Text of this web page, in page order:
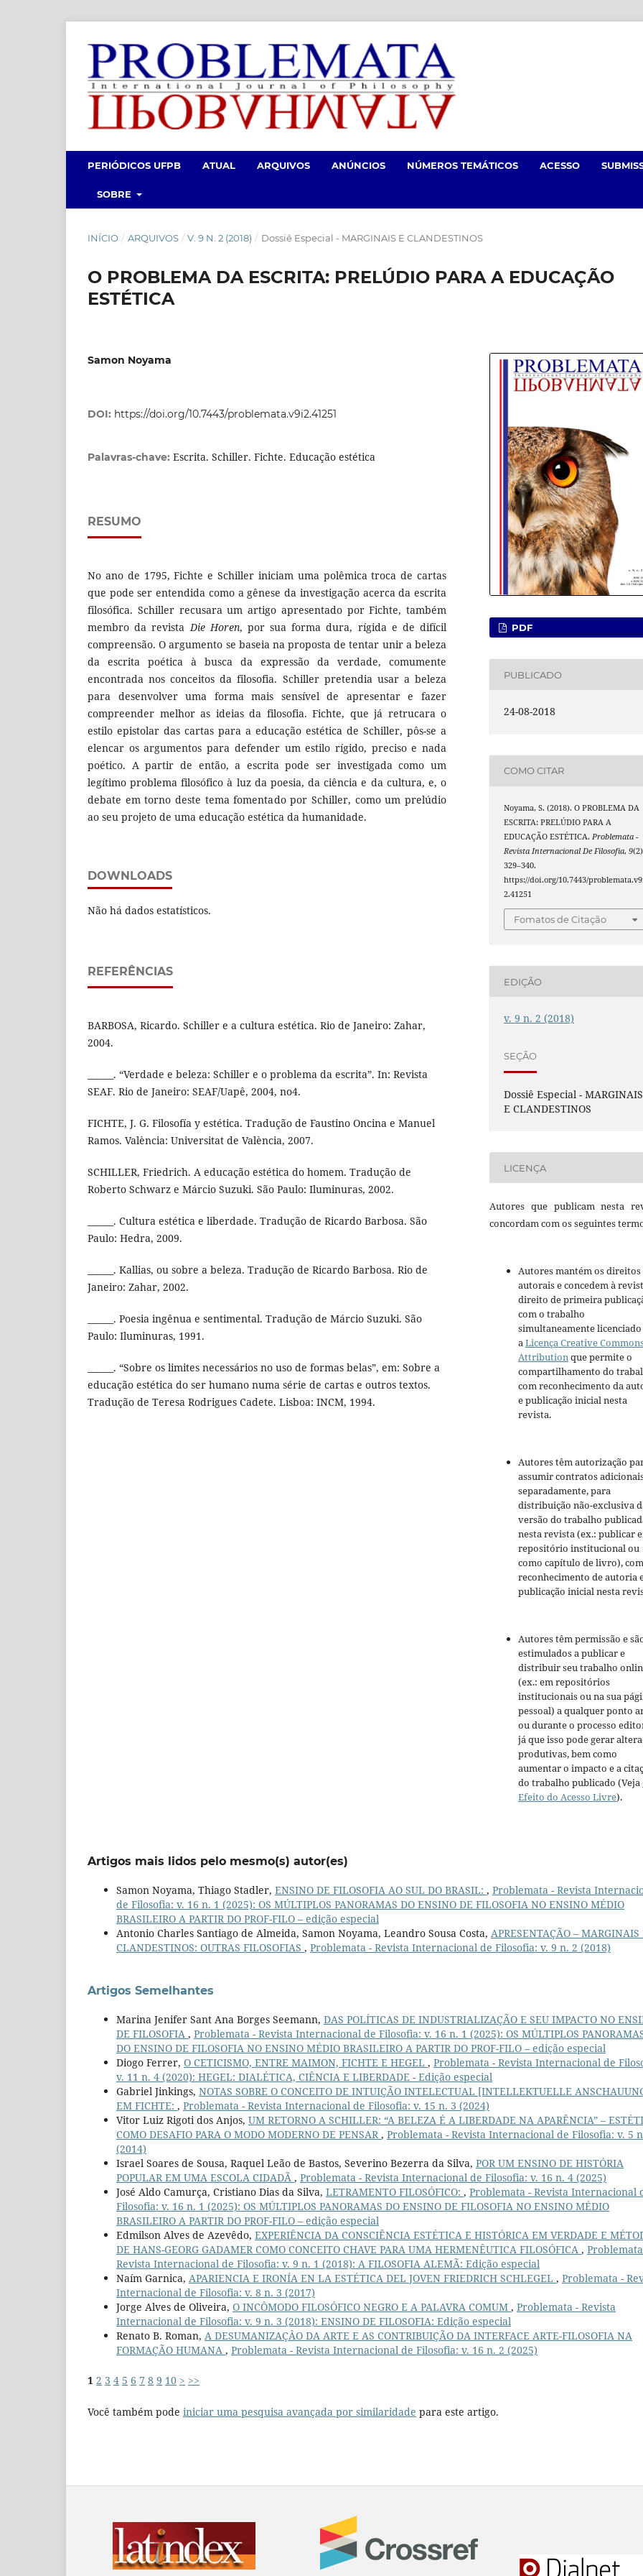
PERIÓDICOS UFPB ATUAL ARQUIVOS ANÚNCIOS NÚMEROS TEMÁTICOS ACESSO
SOBRE
INÍCIO / ARQUIVOS / V. 9 N. 2 (2018) / Dossiê Especial - MARGINAIS E CLANDESTINOS
O PROBLEMA DA ESCRITA: PRELÚDIO PARA A EDUCAÇÃO
ESTÉTICA
Samon Noyama
DOI: https://doi.org/10.7443/problemata.v9i2.41251
Palavras-chave: Escrita. Schiller. Fichte. Educação estética
RESUMO
No ano de 1795, Fichte e Schiller iniciam uma polêmica troca de cartas
que pode ser entendida como a gênese da investigação acerca da escrita
filosófica. Schiller recusara um artigo apresentado por Fichte, também
membro da revistaDie Horen, por sua forma dura, rígida e de difícil
compreensão. O argumento se baseia na proposta de tentar unir a beleza
da escrita poética à busca da expressão da verdade, comumente
encontrada nos conceitos da filosofia. Schiller pretendia usar a beleza
para desenvolver uma forma mais sensível de apresentar e fazer
compreender melhor as ideias da filosofia. Fichte, que já retrucara o
estilo epistolar das cartas para a educação estética de Schiller, pôs-se a
elencar os argumentos para defender um estilo rígido, preciso e nada
poético. A partir de então, a escrita pode ser investigada como um
legítimo problema filosófico à luz da poesia, da ciência e da cultura, e, o
debate em torno deste tema fomentado por Schiller, como um prelúdio
ao seu projeto de uma educação estética da humanidade.
DOWNLOADS
Não há dados estatísticos.
REFERÊNCIAS
BARBOSA, Ricardo. Schiller e a cultura estética. Rio de Janeiro: Zahar,
2004.
______. “Verdade e beleza: Schiller e o problema da escrita”. In: Revista
SEAF. Rio de Janeiro: SEAF/Uapê, 2004, no4.
FICHTE, J. G. Filosofía y estética. Tradução de Faustino Oncina e Manuel
Ramos. València: Universitat de València, 2007.
SCHILLER, Friedrich. A educação estética do homem. Tradução de
Roberto Schwarz e Márcio Suzuki. São Paulo: Iluminuras, 2002.
______. Cultura estética e liberdade. Tradução de Ricardo Barbosa. São
Paulo: Hedra, 2009.
______. Kallias, ou sobre a beleza. Tradução de Ricardo Barbosa. Rio de
Janeiro: Zahar, 2002.
______. Poesia ingênua e sentimental. Tradução de Márcio Suzuki. São
Paulo: Iluminuras, 1991.
______. “Sobre os limites necessários no uso de formas belas”, em: Sobre a
educação estética do ser humano numa série de cartas e outros textos.
Tradução de Teresa Rodrigues Cadete. Lisboa: INCM, 1994.
PDF
PUBLICADO
24-08-2018
COMO CITAR
Noyama, S. (2018). O PROBLEMA DA
ESCRITA: PRELÚDIO PARA A
EDUCAÇÃO ESTÉTICA. Problemata -
Revista Internacional De Filosofia,9
329–340.
https://doi.org/10.7443/
2.41251
Fomatos de Citação
EDIÇÃO
v. 9 n. 2 (2018)
SEÇÃO
Dossiê Especial - MARGINAIS
E CLANDESTINOS
LICENÇA
Autores que publicam nesta
concordam com os seguintes
Autores mantém os direitos
autorais e concedem à
direito de primeira
com o trabalho
simultaneamente
aLicença Creative
Attributionque permite o
compartilhamento do
com reconhecimento da
e publicação inicial nesta
revista.
Autores têm autorização
assumir contratos
separadamente, para
distribuição não-exclusiva
versão do trabalho
nesta revista (ex.: publicar
repositório institucional ou
como capítulo de livro), com
reconhecimento de autoria
publicação inicial nesta
Autores têm permissão e
estimulados a publicar e
distribuir seu trabalho
(ex.: em repositórios
institucionais ou na sua
pessoal) a qualquer ponto
ou durante o processo
já que isso pode gerar
produtivas, bem como
aumentar o impacto e a
do trabalho publicado (Veja
Efeito do Acesso Livre).
Artigos mais lidos pelo mesmo(s) autor(es)
Samon Noyama, Thiago Stadler, ENSINO DE FILOSOFIA AO SUL DO BRASIL: , Problemata - Revista
de Filosofia: v. 16 n. 1 (2025): OS MÚLTIPLOS PANORAMAS DO ENSINO DE FILOSOFIA NO ENSINO MÉDIO
BRASILEIRO A PARTIR DO PROF-FILO – edição especial
Antonio Charles Santiago de Almeida, Samon Noyama, Leandro Sousa Costa, APRESENTAÇÃO – MARGINAIS
CLANDESTINOS: OUTRAS FILOSOFIAS , Problemata - Revista Internacional de Filosofia: v. 9 n. 2 (2018)
Artigos Semelhantes
Marina Jenifer Sant Ana Borges Seemann, DAS POLÍTICAS DE INDUSTRIALIZAÇÃO E SEU IMPACTO NO
DE FILOSOFIA , Problemata - Revista Internacional de Filosofia: v. 16 n. 1 (2025): OS MÚLTIPLOS
DO ENSINO DE FILOSOFIA NO ENSINO MÉDIO BRASILEIRO A PARTIR DO PROF-FILO – edição especial
Diogo Ferrer, O CETICISMO, ENTRE MAIMON, FICHTE E HEGEL , Problemata - Revista Internacional de
v. 11 n. 4 (2020): HEGEL: DIALÉTICA, CIÊNCIA E LIBERDADE - Edição especial
Gabriel Jinkings, NOTAS SOBRE O CONCEITO DE INTUIÇÃO INTELECTUAL [INTELLEKTUELLE
EM FICHTE: , Problemata - Revista Internacional de Filosofia: v. 15 n. 3 (2024)
Vitor Luiz Rigoti dos Anjos, UM RETORNO A SCHILLER: “A BELEZA É A LIBERDADE NA APARÊNCIA” –
COMO DESAFIO PARA O MODO MODERNO DE PENSAR, Problemata - Revista Internacional de Filosofia: v. 5
(2014)
Israel Soares de Sousa, Raquel Leão de Bastos, Severino Bezerra da Silva, POR UM ENSINO DE HISTÓRIA
POPULAR EM UMA ESCOLA CIDADÃ , Problemata - Revista Internacional de Filosofia: v. 16 n. 4 (2025)
José Aldo Camurça, Cristiano Dias da Silva, LETRAMENTO FILOSÓFICO: , Problemata - Revista Internacional
Filosofia: v. 16 n. 1 (2025): OS MÚLTIPLOS PANORAMAS DO ENSINO DE FILOSOFIA NO ENSINO MÉDIO
BRASILEIRO A PARTIR DO PROF-FILO – edição especial
Edmilson Alves de Azevêdo, EXPERIÊNCIA DA CONSCIÊNCIA ESTÉTICA E HISTÓRICA EM VERDADE E
DE HANS-GEORG GADAMER COMO CONCEITO CHAVE PARA UMA HERMENÊUTICA FILOSÓFICA ,
Revista Internacional de Filosofia: v. 9 n. 1 (2018): A FILOSOFIA ALEMÃ: Edição especial
Naím Garnica, APARIENCIA E IRONÍA EN LA ESTÉTICA DEL JOVEN FRIEDRICH SCHLEGEL , Problemata -
Internacional de Filosofia: v. 8 n. 3 (2017)
Jorge Alves de Oliveira, O INCÔMODO FILOSÓFICO NEGRO E A PALAVRA COMUM , Problemata - Revista
Internacional de Filosofia: v. 9 n. 3 (2018): ENSINO DE FILOSOFIA: Edição especial
Renato B. Roman, A DESUMANIZAÇÂO DA ARTE E AS CONTRIBUIÇÃO DA INTERFACE ARTE-FILOSOFIA NA
FORMAÇÃO HUMANA , Problemata - Revista Internacional de Filosofia: v. 16 n. 2 (2025)
1 2 3 4 5 6 7 8 9 10 > >>
Você também pode iniciar uma pesquisa avançada por similaridade para este artigo.